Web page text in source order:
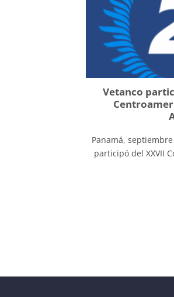
Vetanco
Panamá,
participó del XXVII